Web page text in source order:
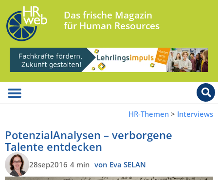
Das frische Magazin
für Human Resources
HR-Themen > Interviews
PotenzialAnalysen – verborgene
Talente entdecken
28sep2016 4 min von Eva SELAN